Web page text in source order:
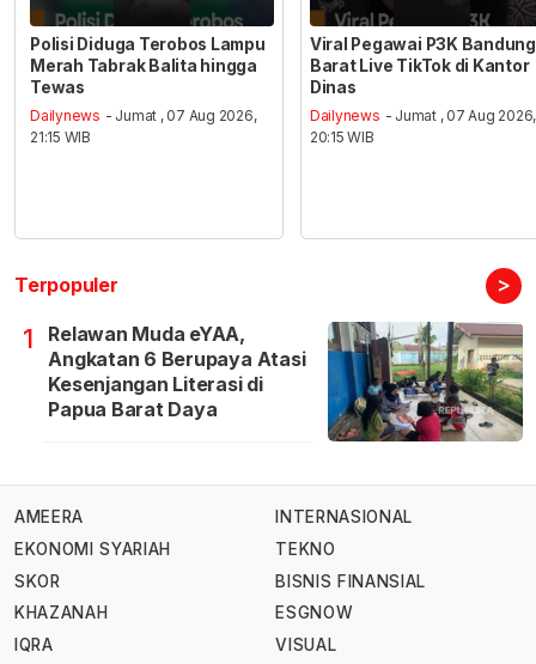
Polisi Diduga Terobos Lampu
Merah Tabrak Balita hingga
Tewas
Dailynews - Jumat , 07 Aug 2026,
21:15 WIB
Viral Pegawai P3K Bandung
Barat Live TikTok di Kantor
Dinas
Dailynews - Jumat , 07 Aug 2026,
20:15 WIB
Terpopuler >
1
Relawan Muda eYAA,
Angkatan 6 Berupaya Atasi
Kesenjangan Literasi di
Papua Barat Daya
AMEERA
EKONOMI SYARIAH
SKOR
KHAZANAH
IQRA
INTERNASIONAL
TEKNO
BISNIS FINANSIAL
ESGNOW
VISUAL